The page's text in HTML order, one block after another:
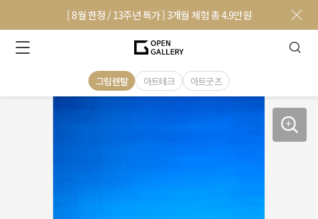
[ 8월 한정 / 13주년 특가 ] 3개월 체험 총 4.9만원
그림렌탈 아트테크 아트굿즈